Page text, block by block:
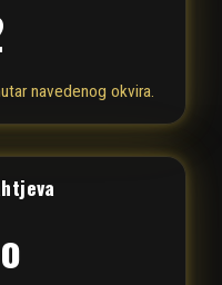
navedenog okvira.